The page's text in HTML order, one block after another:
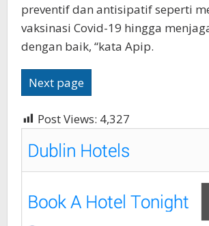
preventif dan antisipatif seperti
vaksinasi Covid-19 hingga
dengan baik, “kata Apip.
Next page
Post Views: 4,327